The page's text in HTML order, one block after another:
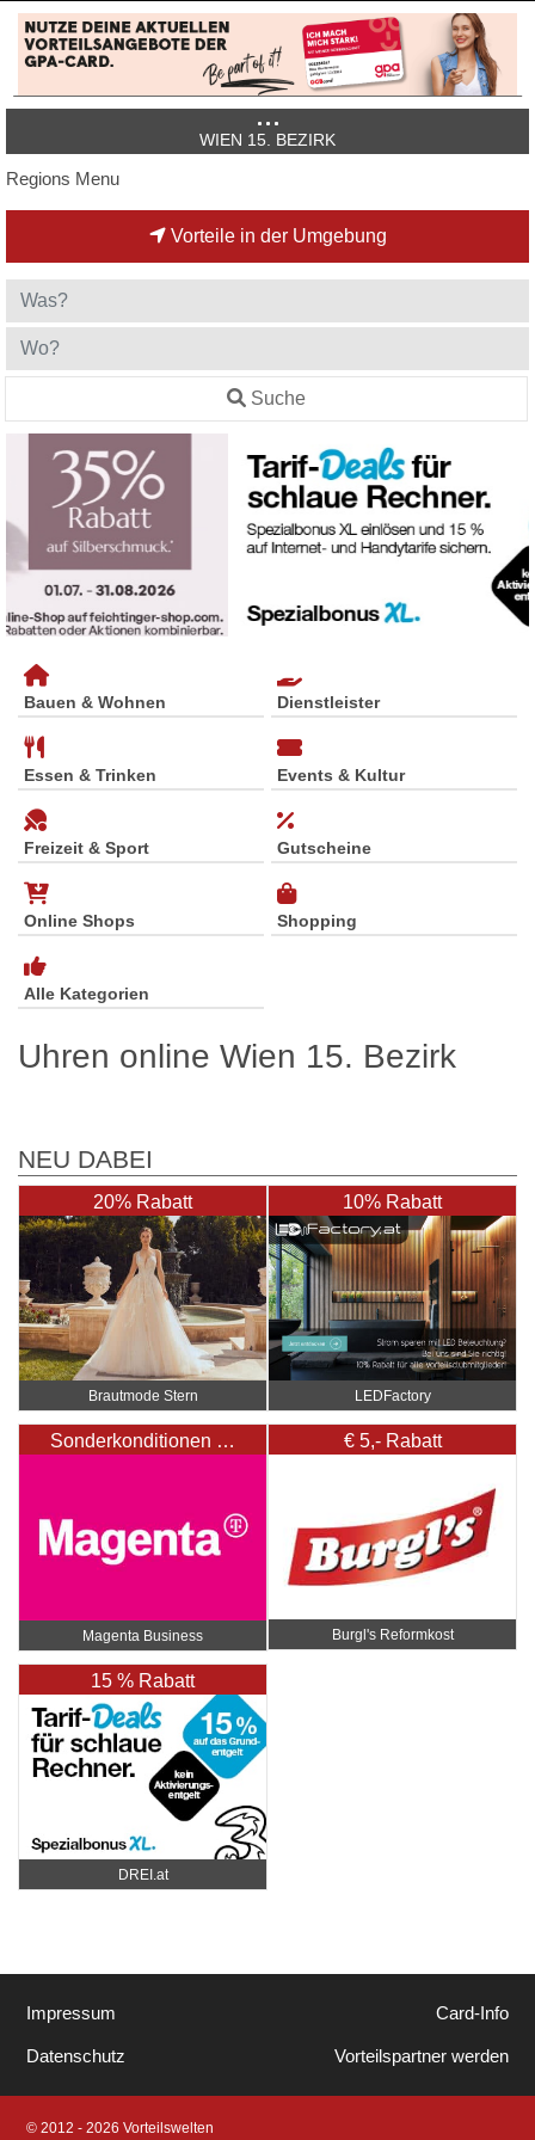
WIEN 15. BEZIRK
Regions Menu
Vorteile in der Umgebung
Suche
Bauen & Wohnen Dienstleister
Essen & Trinken Events & Kultur
Freizeit & Sport Gutscheine
Online Shops Shopping
Alle Kategorien
Uhren online Wien 15. Bezirk
NEU DABEI
20% Rabatt
Brautmode Stern
10% Rabatt
LEDFactory
Sonderkonditionen …
Magenta Business
€ 5,- Rabatt
Burgl's Reformkost
15 % Rabatt
DREI.at
Impressum
Datenschutz
Card-Info
Vorteilspartner werden
© 2012 - 2026 Vorteilswelten